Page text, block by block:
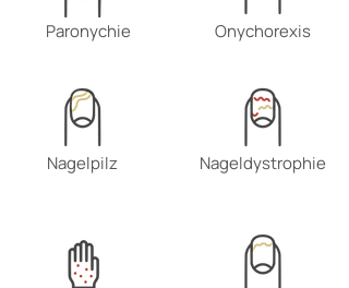
Paronychie
Nagelpilz
Onychorexis
Nageldystrophie